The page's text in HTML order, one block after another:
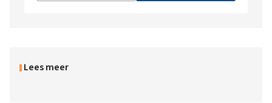
Lees meer